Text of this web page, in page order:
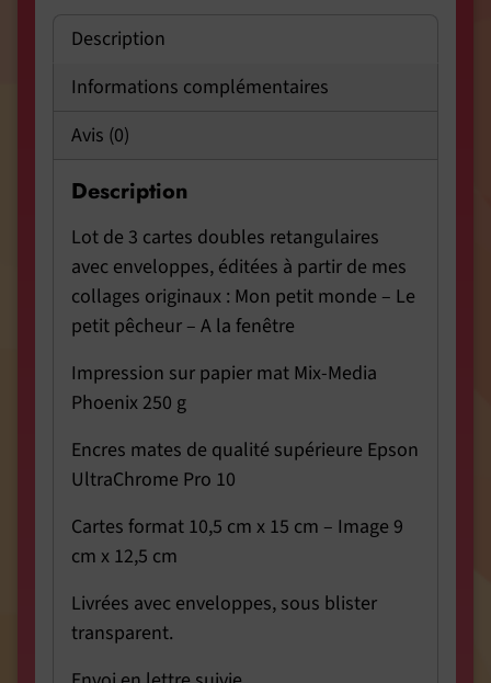
Description
Informations complémentaires
Avis (0)
Description
Lot de 3 cartes doubles retangulaires
avec enveloppes, éditées à partir de mes
collages originaux : Mon petit monde – Le
petit pêcheur – A la fenêtre
Impression sur papier mat Mix-Media
Phoenix 250 g
Encres mates de qualité supérieure Epson
UltraChrome Pro 10
Cartes format 10,5 cm x 15 cm – Image 9
cm x 12,5 cm
Livrées avec enveloppes, sous blister
transparent.